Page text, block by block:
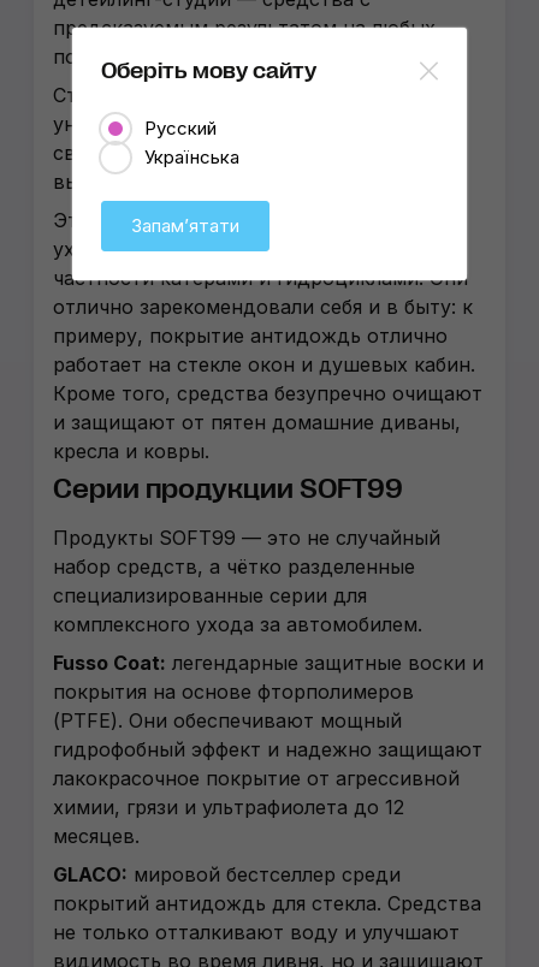
предсказуемым результатом на любых
поверхностях авто.
Стоит отметить, что благодаря своей
универсальности и высоким защитным
свойствам, продукция SOFT99 давно
вышла за пределы автомобильной ниши.
Эти средства активно применяются по
уходу за водным транспортом, в
частности катерами и гидроциклами. Они
отлично зарекомендовали себя и в быту: к
примеру, покрытие антидождь отлично
работает на стекле окон и душевых кабин.
Кроме того, средства безупречно очищают
и защищают от пятен домашние диваны,
кресла и ковры.
Серии продукции SOFT99
Продукты SOFT99 — это не случайный
набор средств, а чётко разделенные
специализированные серии для
комплексного ухода за автомобилем.
Fusso Coat: легендарные защитные воски и
покрытия на основе фторполимеров
(PTFE). Они обеспечивают мощный
гидрофобный эффект и надежно защищают
лакокрасочное покрытие от агрессивной
химии, грязи и ультрафиолета до 12
месяцев.
GLACO: мировой бестселлер среди
покрытий антидождь для стекла. Средства
не только отталкивают воду и улучшают
видимость во время ливня, но и защищают
Оберіть мову сайту
Русский
Українська
Запамʼятати